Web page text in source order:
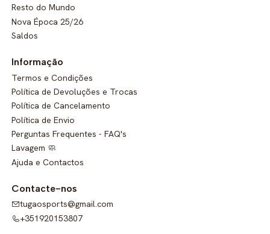
Resto do Mundo
Nova Época 25/26
Saldos
Informação
Termos e Condições
Política de Devoluções e Trocas
Política de Cancelamento
Política de Envio
Perguntas Frequentes - FAQ's
Lavagem 🧼
Ajuda e Contactos
Contacte-nos
tugaosports@gmail.com
+351920153807